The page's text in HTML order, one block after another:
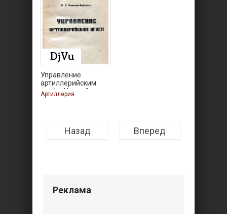
Управление
артиллерийским
огнём. Часть 1
Артиллерия
Назад Вперед
Реклама